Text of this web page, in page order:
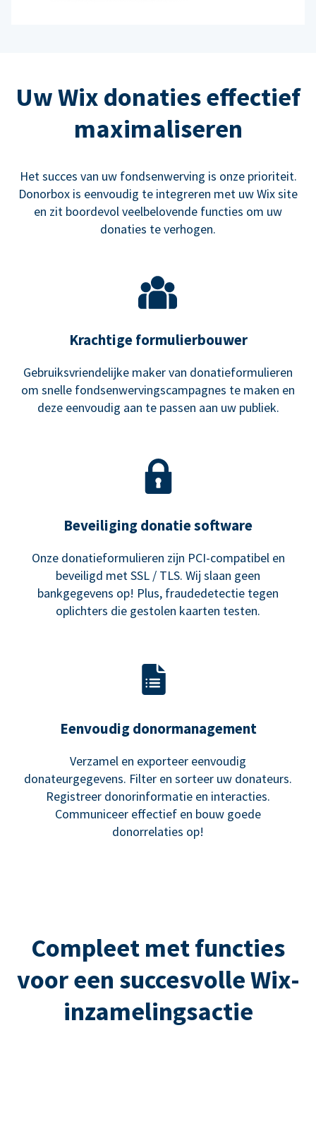
Uw Wix donaties effectief
maximaliseren
Het succes van uw fondsenwerving is onze prioriteit.
Donorbox is eenvoudig te integreren met uw Wix site
en zit boordevol veelbelovende functies om uw
donaties te verhogen.
Krachtige formulierbouwer
Gebruiksvriendelijke maker van donatieformulieren
om snelle fondsenwervingscampagnes te maken en
deze eenvoudig aan te passen aan uw publiek.
Beveiliging donatie software
Onze donatieformulieren zijn PCI-compatibel en
beveiligd met SSL / TLS. Wij slaan geen
bankgegevens op! Plus, fraudedetectie tegen
oplichters die gestolen kaarten testen.
Eenvoudig donormanagement
Verzamel en exporteer eenvoudig
donateurgegevens. Filter en sorteer uw donateurs.
Registreer donorinformatie en interacties.
Communiceer effectief en bouw goede
donorrelaties op!
Compleet met functies
voor een succesvolle Wix-
inzamelingsactie